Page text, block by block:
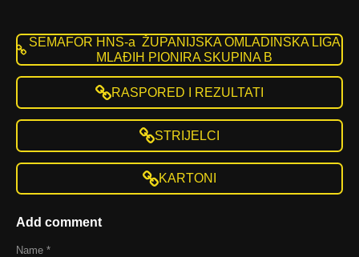
SEMAFOR HNS-a ŽUPANIJSKA OMLADINSKA LIGA
MLAĐIH PIONIRA SKUPINA B
RASPORED I REZULTATI
STRIJELCI
KARTONI
Add comment
Name *